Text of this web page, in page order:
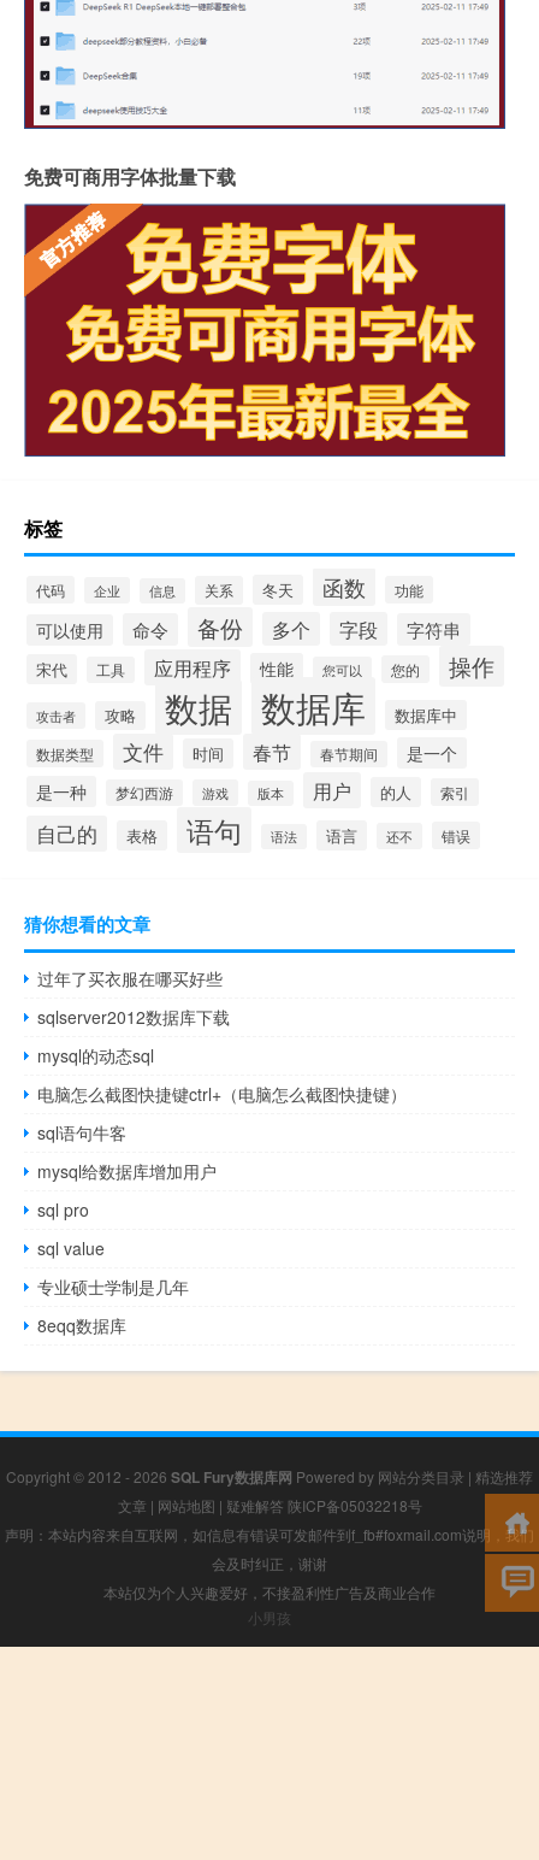
免费可商用字体批量下载
标签
代码 企业 信息 关系 冬天 函数 功能
可以使用 命令 备份 多个 字段 字符串
宋代 工具 应用程序 性能 您可以 您的 操作
攻击者 攻略 数据 数据库 数据库中
数据类型 文件 时间 春节 春节期间
是一个
是一种
梦幻西游 游戏 版本 用户 的人 索引
自己的 表格 语句 语法 语言 还不 错误
猜你想看的文章
过年了买衣服在哪买好些
sqlserver2012数据库下载
mysql的动态sql
电脑怎么截图快捷键ctrl+（电脑怎么截图快捷键）
sql语句牛客
mysql给数据库增加用户
sql pro
sql value
专业硕士学制是几年
8eqq数据库
Copyright © 2012 - 2026 SQL Fury数据库网 Powered by 网站分类目录 | 精选推荐
文章 | 网站地图 | 疑难解答 陕ICP备05032218号
声明：本站内容来自互联网，如信息有错误可发邮件到f_fb#foxmail.com说明，我们
会及时纠正，谢谢
本站仅为个人兴趣爱好，不接盈利性广告及商业合作
小男孩